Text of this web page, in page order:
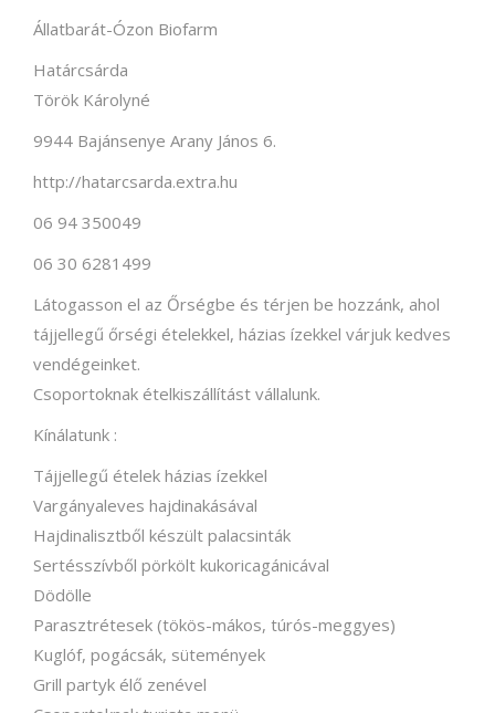
Állatbarát-Ózon Biofarm
Határcsárda
Török Károlyné
9944 Bajánsenye Arany János 6.
http://hatarcsarda.extra.hu
06 94 350049
06 30 6281499
Látogasson el az Őrségbe és térjen be hozzánk, ahol
tájjellegű őrségi ételekkel, házias ízekkel várjuk kedves
vendégeinket.
Csoportoknak ételkiszállítást vállalunk.
Kínálatunk :
Tájjellegű ételek házias ízekkel
Vargányaleves hajdinakásával
Hajdinalisztből készült palacsinták
Sertésszívből pörkölt kukoricagánicával
Dödölle
Parasztrétesek (tökös-mákos, túrós-meggyes)
Kuglóf, pogácsák, sütemények
Grill partyk élő zenével